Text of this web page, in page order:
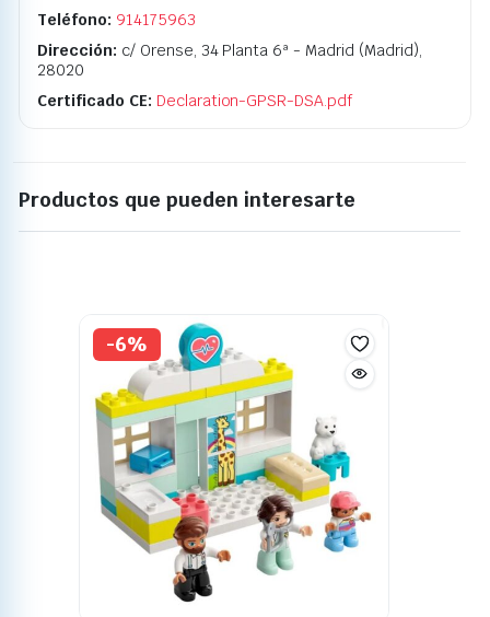
Teléfono: 914175963
Dirección: c/ Orense, 34 Planta 6ª - Madrid (Madrid),
28020
Certificado CE: Declaration-GPSR-DSA.pdf
Productos que pueden interesarte
-6%